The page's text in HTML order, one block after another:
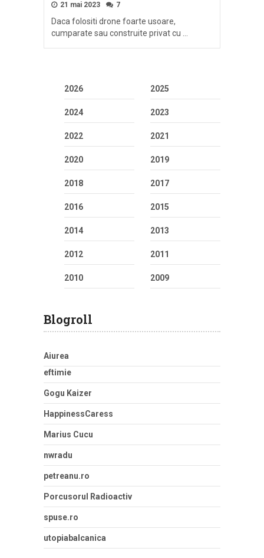
21 mai 2023 7
Daca folositi drone foarte usoare,
cumparate sau construite privat cu …
2026 2025
2024 2023
2022 2021
2020 2019
2018 2017
2016 2015
2014 2013
2012 2011
2010 2009
Blogroll
Aiurea
eftimie
Gogu Kaizer
HappinessCaress
Marius Cucu
nwradu
petreanu.ro
Porcusorul Radioactiv
spuse.ro
utopiabalcanica